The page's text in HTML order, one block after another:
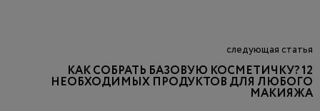
следующая статья
КАК СОБРАТЬ БАЗОВУЮ КОСМЕТИЧКУ? 12
НЕОБХОДИМЫХ ПРОДУКТОВ ДЛЯ ЛЮБОГО
МАКИЯЖА